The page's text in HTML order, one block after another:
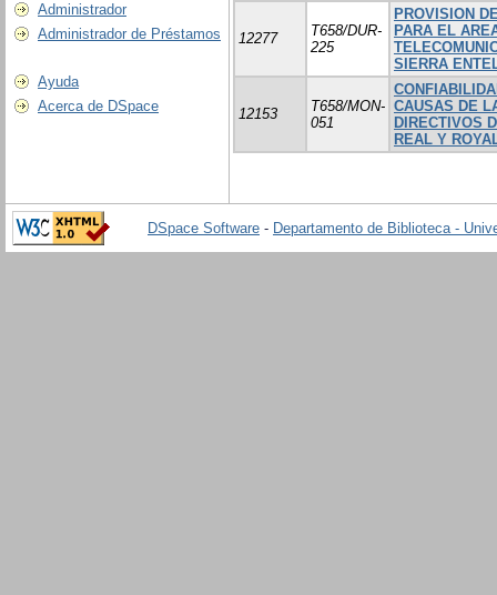
Administrador
Administrador de Préstamos
Ayuda
Acerca de DSpace
12277
T658/DUR-
225
PROVISION
PARA EL
SIERRA
12153
T658/MON-
051
CAUSAS DE
DIRECTIVOS
REAL Y
DSpace Software - Departamento de Biblioteca -